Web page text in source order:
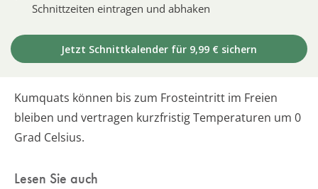
Schnittzeiten eintragen und abhaken
Jetzt Schnittkalender für 9,99 € sichern
Kumquats können bis zum Frosteintritt im Freien
bleiben und vertragen kurzfristig Temperaturen um 0
Grad Celsius.
Lesen Sie auch